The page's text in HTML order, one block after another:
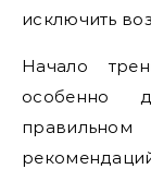
исключить
Начало
особенно